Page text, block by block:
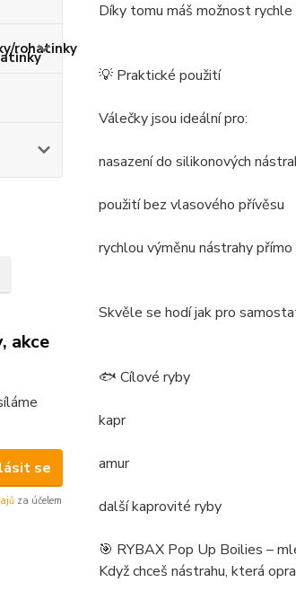
rohatinky
akce
se
za účelem
Díky tomu máš možnost
💡 Praktické použití
Válečky jsou ideální pro:
nasazení do silikonových
použití bez vlasového přívěsu
rychlou výměnu nástrahy
Skvěle se hodí jak pro
🐟 Cílové ryby
kapr
amur
další kaprovité ryby
🎯 RYBAX Pop Up Boilies –
Když chceš nástrahu, která